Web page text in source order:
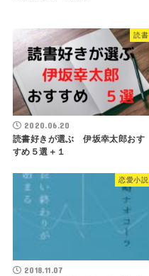
読書
2020.06.20
読書好きが選ぶ 伊坂幸太郎おす
すめ５選＋１
恋愛小説
2018.11.07